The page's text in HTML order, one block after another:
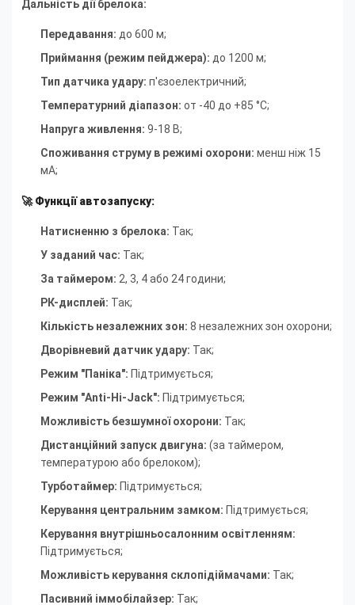
Дальність дії брелока:
Передавання: до 600 м;
Приймання (режим пейджера): до 1200 м;
Тип датчика удару: п'єзоелектричний;
Температурний діапазон: от -40 до +85 °C;
Напруга живлення: 9-18 В;
Споживання струму в режимі охорони: менш ніж 15
мА;
🚀Функції автозапуску:
Натисненню з брелока: Так;
У заданий час: Так;
За таймером: 2, 3, 4 або 24 години;
РК-дисплей: Так;
Кількість незалежних зон: 8 незалежних зон охорони;
Дворівневий датчик удару: Так;
Режим "Паніка": Підтримується;
Режим "Anti-Hi-Jack": Підтримується;
Можливість безшумної охорони: Так;
Дистанційний запуск двигуна: (за таймером,
температурою або брелоком);
Турботаймер: Підтримується;
Керування центральним замком: Підтримується;
Керування внутрішньосалонним освітленням:
Підтримується;
Можливість керування склопідіймачами: Так;
Пасивний іммобілайзер: Так;